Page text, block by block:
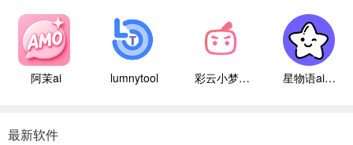
阿茉ai lumnytool 彩云小梦国际版 星物语ai聊天
最新软件